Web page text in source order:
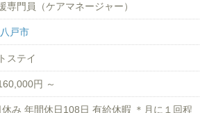
専門員（ケアマネージャー）
戸市
ステイ
円 ～
休み 年間休日108日 有給休暇 ＊月に１回程